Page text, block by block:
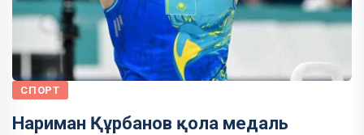
СПОРТ
Нариман Құрбанов қола медаль